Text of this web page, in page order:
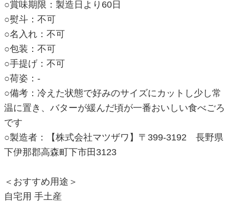
○賞味期限：製造日より60日
○熨斗：不可
○名入れ：不可
○包装：不可
○手提げ：不可
○荷姿：-
○備考：冷えた状態で好みのサイズにカットし少し常
温に置き、バターが緩んだ頃が一番おいしい食べごろ
です
○製造者：【株式会社マツザワ】〒399-3192 長野県
下伊那郡高森町下市田3123
＜おすすめ用途＞
自宅用 手土産